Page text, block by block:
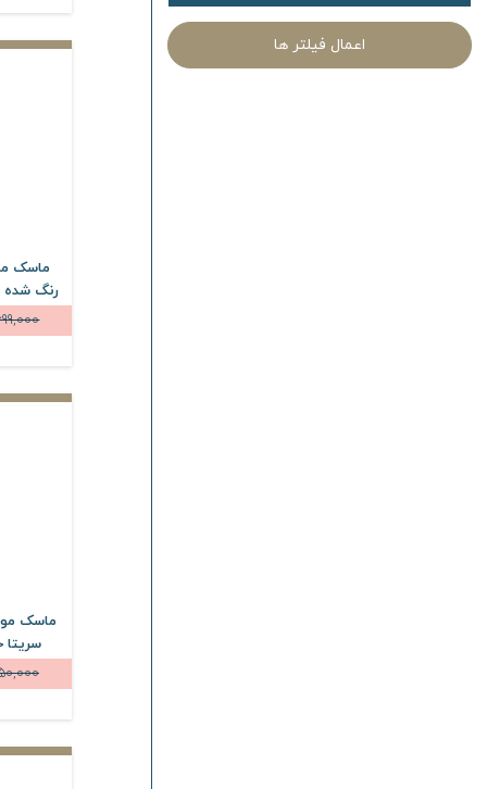
اعمال فیلتر ها
ماسک
ماسک مو
سریتا حجم